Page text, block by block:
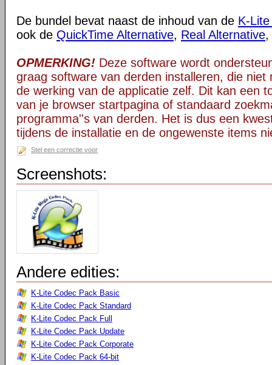
De bundel bevat naast de inhoud van de K-
ook de QuickTime Alternative, Real Alternative,
OPMERKING! Deze software wordt
graag software van derden installeren, die niet
de werking van de applicatie zelf. Dit kan een
van je browser startpagina of standaard
programma''s van derden. Het is dus een
tijdens de installatie en de ongewenste items
Stel een correctie voor
Screenshots:
Andere edities:
K-Lite Codec Pack Basic
K-Lite Codec Pack Standard
K-Lite Codec Pack Full
K-Lite Codec Pack Update
K-Lite Codec Pack Corporate
K-Lite Codec Pack 64-bit